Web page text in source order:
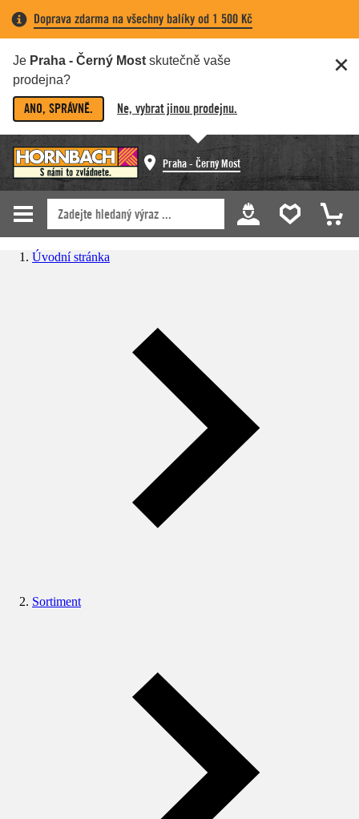
Doprava zdarma na všechny balíky od 1 500 Kč
Je Praha - Černý Most skutečně vaše
prodejna?
ANO, SPRÁVNĚ. Ne, vybrat jinou prodejnu.
Praha - Černý Most
Úvodní stránka
Sortiment